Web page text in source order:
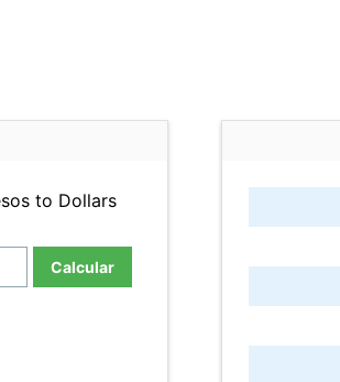
to Dollars
Calcular